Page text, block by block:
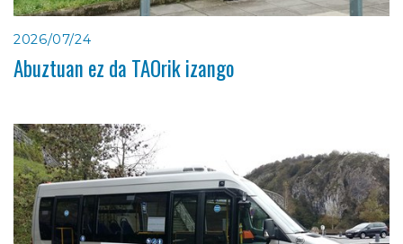
2026/07/24
Abuztuan ez da TAOrik izango